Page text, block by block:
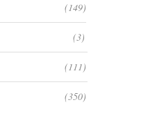
(149)
(3)
(111)
(350)